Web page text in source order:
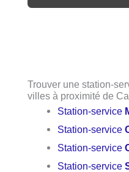
Trouver une station-
villes à proximité de
Station-service
Station-service
Station-service
Station-service